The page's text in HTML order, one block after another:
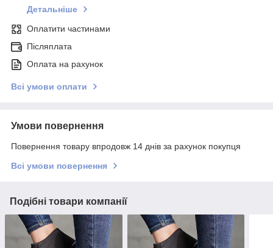
Детальніше
Оплатити частинами
Післяплата
Оплата на рахунок
Всі умови оплати
Умови повернення
Повернення товару впродовж 14 днів за рахунок покупця
Всі умови повернення
Подібні товари компанії